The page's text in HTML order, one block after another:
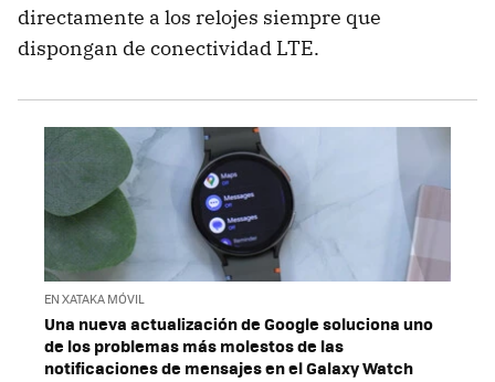
directamente a los relojes siempre que
dispongan de conectividad LTE.
EN XATAKA MÓVIL
Una nueva actualización de Google soluciona uno
de los problemas más molestos de las
notificaciones de mensajes en el Galaxy Watch